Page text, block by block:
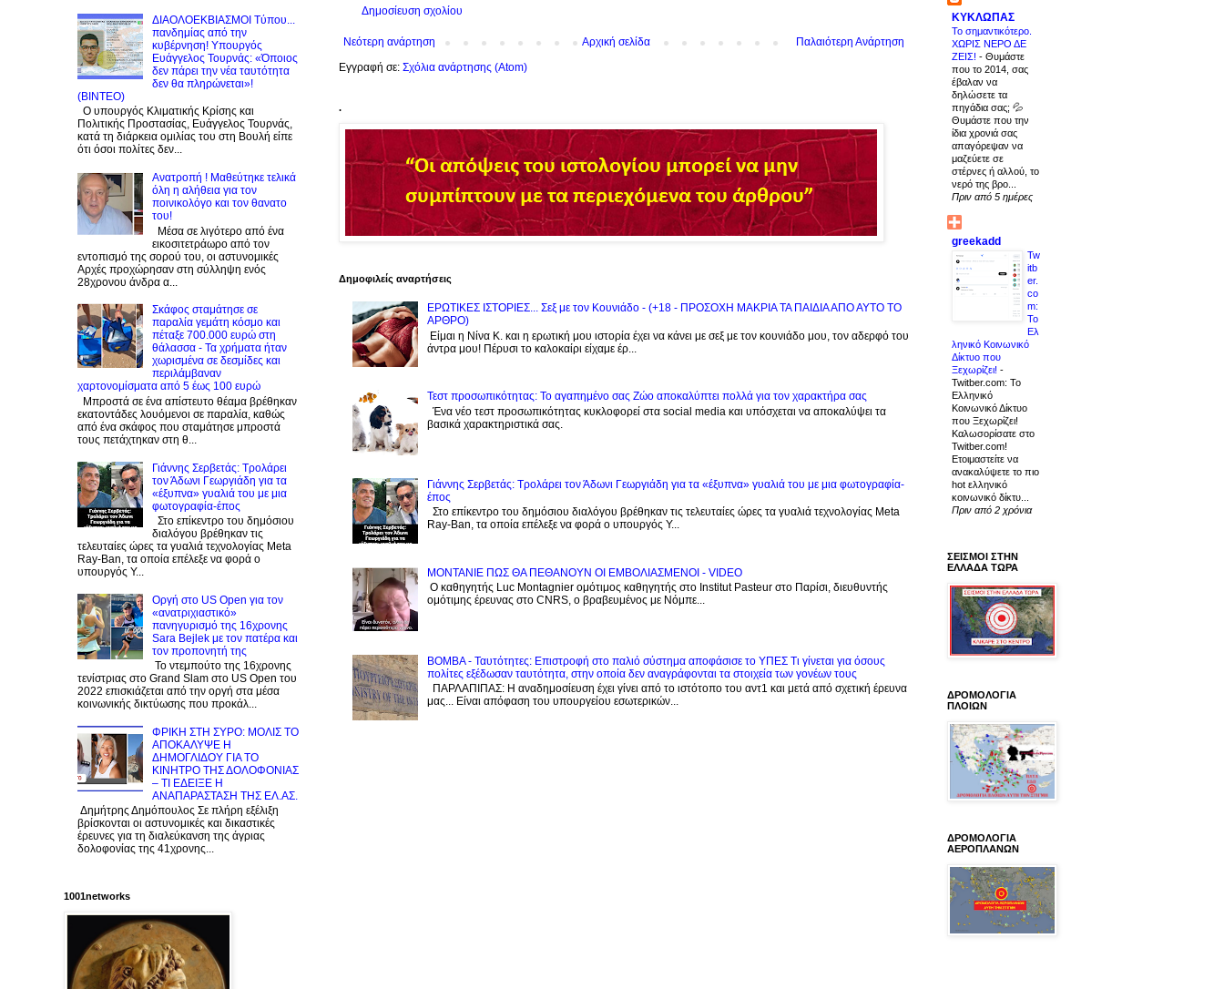
Δημοσίευση σχολίου
Νεότερη ανάρτηση Παλαιότερη Ανάρτηση
Αρχική σελίδα
Εγγραφή σε: Σχόλια ανάρτησης (Atom)
.
Δημοφιλείς αναρτήσεις
ΕΡΩΤΙΚΕΣ ΙΣΤΟΡΙΕΣ... Σεξ με τον Kουνιάδο - (+18 - ΠΡΟΣΟΧΗ ΜΑΚΡΙΑ ΤΑ ΠΑΙΔΙΑ ΑΠΟ ΑΥΤΟ ΤΟ
ΑΡΘΡΟ)
Είμαι η Νίνα Κ. και η ερωτική μου ιστορία έχει να κάνει με σεξ με τον κουνιάδο μου, τον αδερφό του
άντρα μου! Πέρυσι το καλοκαίρι είχαμε έρ...
Τεστ προσωπικότητας: Το αγαπημένο σας Zώο αποκαλύπτει πολλά για τον χαρακτήρα σας
Ένα νέο τεστ προσωπικότητας κυκλοφορεί στα social media και υπόσχεται να αποκαλύψει τα
βασικά χαρακτηριστικά σας.
Γιάννης Σερβετάς: Τρολάρει τον Άδωνι Γεωργιάδη για τα «έξυπνα» γυαλιά του με μια φωτογραφία-
έπος
Στο επίκεντρο του δημόσιου διαλόγου βρέθηκαν τις τελευταίες ώρες τα γυαλιά τεχνολογίας Meta
Ray-Ban, τα οποία επέλεξε να φορά ο υπουργός Υ...
ΜΟΝΤΑΝΙΕ ΠΩΣ ΘΑ ΠΕΘΑΝΟΥΝ ΟΙ ΕΜΒΟΛΙΑΣΜΕΝΟΙ - VIDEO
Ο καθηγητής Luc Montagnier ομότιμος καθηγητής στο Institut Pasteur στο Παρίσι, διευθυντής
ομότιμης έρευνας στο CNRS, o βραβευμένος με Νόμπε...
BOMBA - Ταυτότητες: Eπιστροφή στο παλιό σύστημα αποφάσισε το ΥΠΕΣ Τι γίνεται για όσους
πολίτες εξέδωσαν ταυτότητα, στην οποία δεν αναγράφονται τα στοιχεία των γονέων τους
ΠΑΡΛΑΠΙΠΑΣ: Η αναδημοσίευση έχει γίνει από το ιστότοπο του αντ1 και μετά από σχετική έρευνα
μας... Είναι απόφαση του υπουργείου εσωτερικών...
ΔΙΑΟΛΟΕΚΒΙΑΣΜΟΙ Tύπου...
πανδημίας από την
κυβέρνηση! Υπουργός
Ευάγγελος Τουρνάς: «Όποιος
δεν πάρει την νέα ταυτότητα
δεν θα πληρώνεται»!
(BINTEO)
Ο υπουργός Κλιματικής Κρίσης και
Πολιτικής Προστασίας, Ευάγγελος Τουρνάς,
κατά τη διάρκεια ομιλίας του στη Βουλή είπε
ότι όσοι πολίτες δεν...
Ανατροπή ! Mαθεύτηκε τελικά
όλη η αλήθεια για τον
ποινικολόγο και τον θανατο
του!
Μέσα σε λιγότερο από ένα
εικοσιτετράωρο από τον
εντοπισμό της σορού του, οι αστυνομικές
Αρχές προχώρησαν στη σύλληψη ενός
28χρονου άνδρα α...
Σκάφος σταμάτησε σε
παραλία γεμάτη κόσμο και
πέταξε 700.000 ευρώ στη
θάλασσα - Τα χρήματα ήταν
χωρισμένα σε δεσμίδες και
περιλάμβαναν
χαρτονομίσματα από 5 έως 100 ευρώ
Μπροστά σε ένα απίστευτο θέαμα βρέθηκαν
εκατοντάδες λουόμενοι σε παραλία, καθώς
από ένα σκάφος που σταμάτησε μπροστά
τους πετάχτηκαν στη θ...
Γιάννης Σερβετάς: Τρολάρει
τον Άδωνι Γεωργιάδη για τα
«έξυπνα» γυαλιά του με μια
φωτογραφία-έπος
Στο επίκεντρο του δημόσιου
διαλόγου βρέθηκαν τις
τελευταίες ώρες τα γυαλιά τεχνολογίας Meta
Ray-Ban, τα οποία επέλεξε να φορά ο
υπουργός Υ...
Οργή στο US Open για τον
«ανατριχιαστικό»
πανηγυρισμό της 16χρονης
Sara Bejlek με τον πατέρα και
τον προπονητή της
Το ντεμπούτο της 16χρονης
τενίστριας στο Grand Slam στο US Open του
2022 επισκιάζεται από την οργή στα μέσα
κοινωνικής δικτύωσης που προκάλ...
ΦΡΙΚΗ ΣΤΗ ΣΥΡΟ: ΜΟΛΙΣ TO
ΑΠΟΚΑΛΥΨΕ Η
ΔΗΜΟΓΛΙΔΟΥ ΓΙΑ ΤΟ
KINΗΤΡΟ ΤΗΣ ΔΟΛΟΦΟΝΙΑΣ
– ΤΙ ΕΔΕΙΞΕ Η
ΑΝΑΠΑΡΑΣΤΑΣΗ ΤΗΣ ΕΛ.ΑΣ.
Δημήτρης Δημόπουλος Σε πλήρη εξέλιξη
βρίσκονται οι αστυνομικές και δικαστικές
έρευνες για τη διαλεύκανση της άγριας
δολοφονίας της 41χρονης...
1001networks
ΚΥΚΛΩΠΑΣ
Το σημαντικότερο.
ΧΩΡΙΣ ΝΕΡΟ ΔΕ
ΖΕΙΣ! - Θυμάστε
που το 2014, σας
έβαλαν να
δηλώσετε τα
πηγάδια σας; 💦
Θυμάστε που την
ίδια χρονιά σας
απαγόρεψαν να
μαζεύετε σε
στέρνες ή αλλού, το
νερό της βρο...
Πριν από 5 ημέρες
greekadd
Tw
itb
er.
co
m:
Το
Ελ
ληνικό Κοινωνικό
Δίκτυο που
Ξεχωρίζει! -
Twitber.com: Το
Ελληνικό
Κοινωνικό Δίκτυο
που Ξεχωρίζει!
Καλωσορίσατε στο
Twitber.com!
Ετοιμαστείτε να
ανακαλύψετε το πιο
hot ελληνικό
κοινωνικό δίκτυ...
Πριν από 2 χρόνια
ΣΕΙΣΜΟΙ ΣΤΗΝ
ΕΛΛΑΔΑ ΤΩΡΑ
ΔΡΟΜΟΛΟΓΙΑ
ΠΛΟΙΩΝ
ΔΡΟΜΟΛΟΓΙΑ
ΑΕΡΟΠΛΑΝΩΝ